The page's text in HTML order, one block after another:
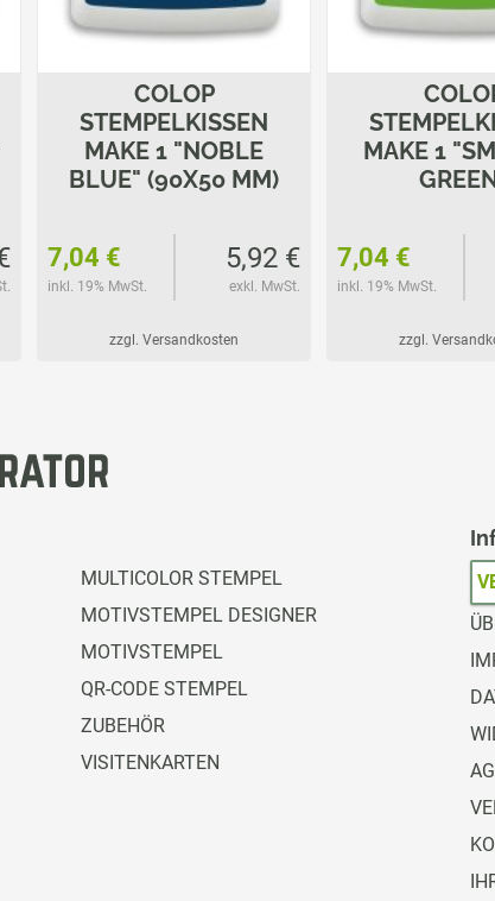
COLOP
STEMPELKISSEN
MAKE 1 "NOBLE
BLUE" (90X50 MM)
7,04 €
inkl. 19% MwSt.
5,92 €
exkl. MwSt.
zzgl. Versandkosten
MAKE 1
7,04 €
inkl. 19% MwSt.
zzgl.
MULTICOLOR STEMPEL
MOTIVSTEMPEL DESIGNER
MOTIVSTEMPEL
QR-CODE STEMPEL
ZUBEHÖR
VISITENKARTEN